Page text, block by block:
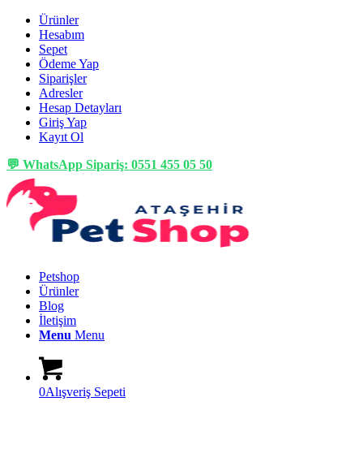
Ürünler
Hesabım
Sepet
Ödeme Yap
Siparişler
Adresler
Hesap Detayları
Giriş Yap
Kayıt Ol
💬 WhatsApp Sipariş: 0551 455 05 50
Petshop
Ürünler
Blog
İletişim
Menu Menu
0Alışveriş Sepeti